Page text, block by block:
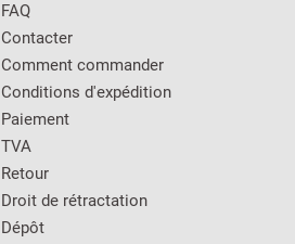
FAQ
Contacter
Comment commander
Conditions d'expédition
Paiement
TVA
Retour
Droit de rétractation
Dépôt